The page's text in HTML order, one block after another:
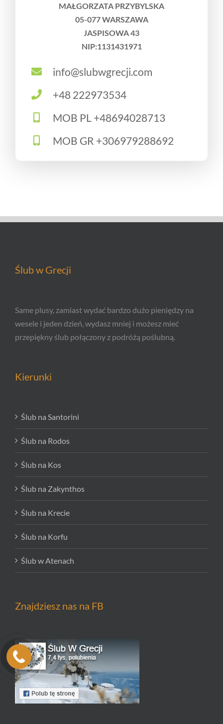
MAŁGORZATA PRZYBYLSKA
05-077 WARSZAWA
JASPISOWA 43
NIP:1131431971
info@slubwgrecji.com
+48 222973534
MOB PL +48694028713
MOB GR +306979288692
Ślub w Grecji
Same plusy, zamiast wydać bardzo dużo pieniędzy na
wesele i jeden dzień, wydasz mniej i możesz mieć
przepiękny ślub połączony z podróżą poślubną.
Kierunki
Ślub na Santorini
Ślub na Rodos
Ślub na Kos
Ślub na Zakynthos
Ślub na Krecie
Ślub na Korfu
Ślub w Atenach
Znajdziesz nas na FB